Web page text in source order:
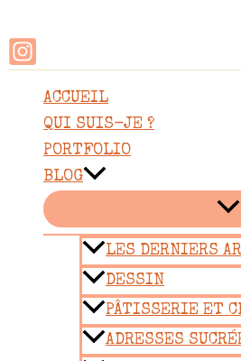
au
contenu
ACCUEIL
QUI SUIS-JE ?
PORTFOLIO
BLOG
LES DERNIERS
DESSIN
PÂTISSERIE ET
ADRESSES